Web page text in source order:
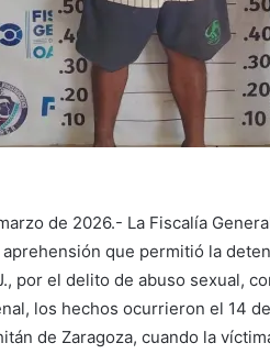
de 2026.- La Fiscalía
que permitió la
por el delito de abuso sexual,
los hechos ocurrieron el 14
de Zaragoza, cuando la